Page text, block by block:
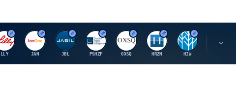
E
LLY
J
JAN
J
JBL
P
PSHZF
O
OXSQ
H
HRZN
H
HIW
U